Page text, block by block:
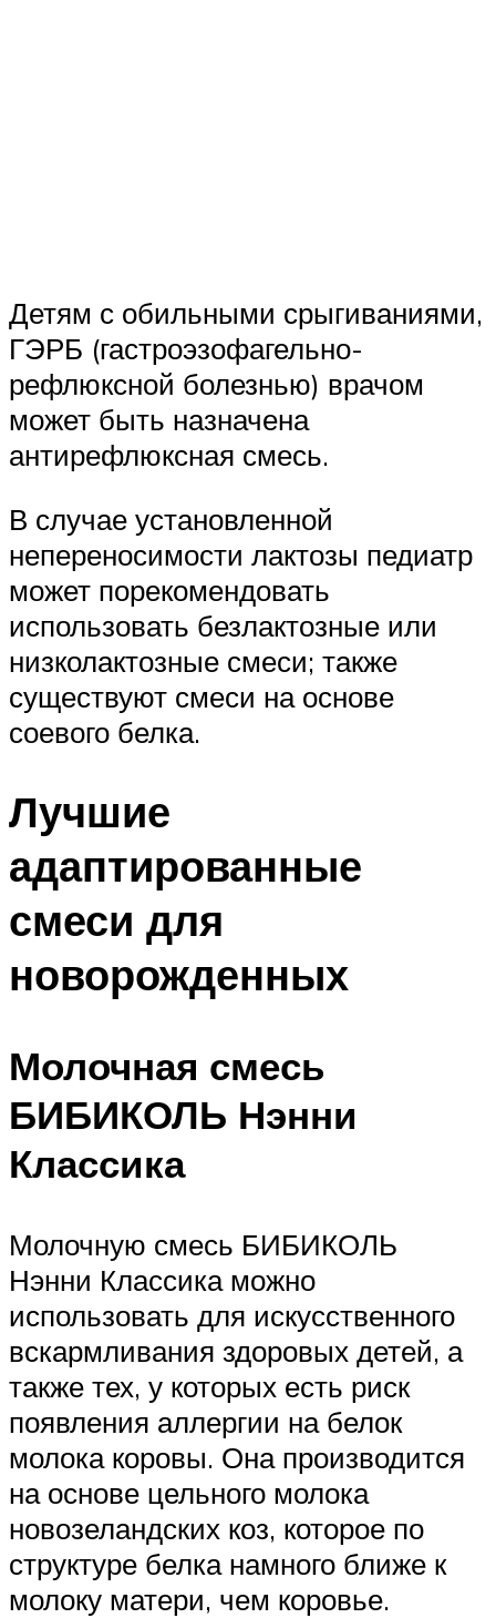
Детям с обильными срыгиваниями,
ГЭРБ (гастроэзофагельно-
рефлюксной болезнью) врачом
может быть назначена
антирефлюксная смесь.
В случае установленной
непереносимости лактозы педиатр
может порекомендовать
использовать безлактозные или
низколактозные смеси; также
существуют смеси на основе
соевого белка.
Лучшие
адаптированные
смеси для
новорожденных
Молочная смесь
БИБИКОЛЬ Нэнни
Классика
Молочную смесь БИБИКОЛЬ
Нэнни Классика можно
использовать для искусственного
вскармливания здоровых детей, а
также тех, у которых есть риск
появления аллергии на белок
молока коровы. Она производится
на основе цельного молока
новозеландских коз, которое по
структуре белка намного ближе к
молоку матери, чем коровье.